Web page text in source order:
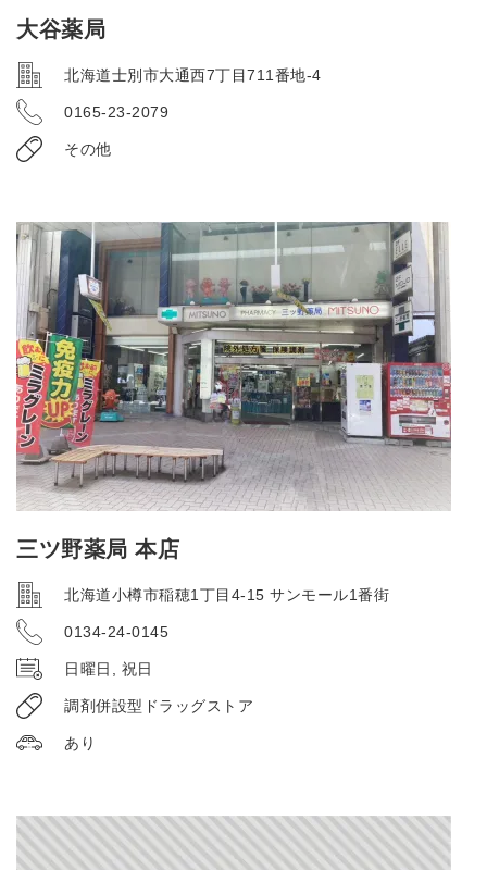
大谷薬局
北海道士別市大通西7丁目711番地-4
0165-23-2079
その他
三ツ野薬局 本店
北海道小樽市稲穂1丁目4-15 サンモール1番街
0134-24-0145
日曜日, 祝日
調剤併設型ドラッグストア
あり